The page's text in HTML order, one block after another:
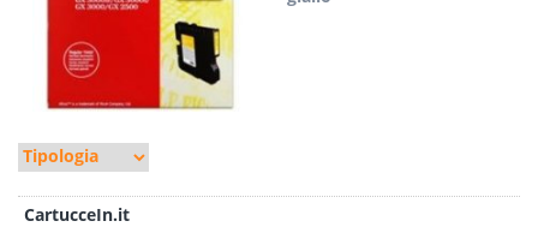
CartucceIn.it